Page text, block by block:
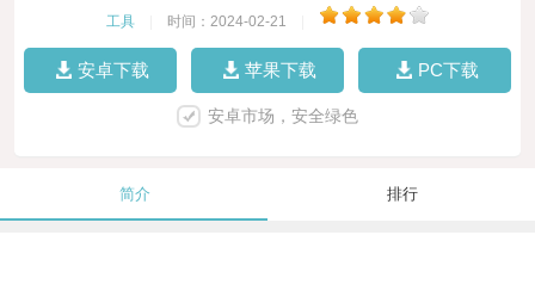
工具 时间：2024-02-21
安卓下载 苹果下载 PC下载
安卓市场，安全绿色
简介 排行